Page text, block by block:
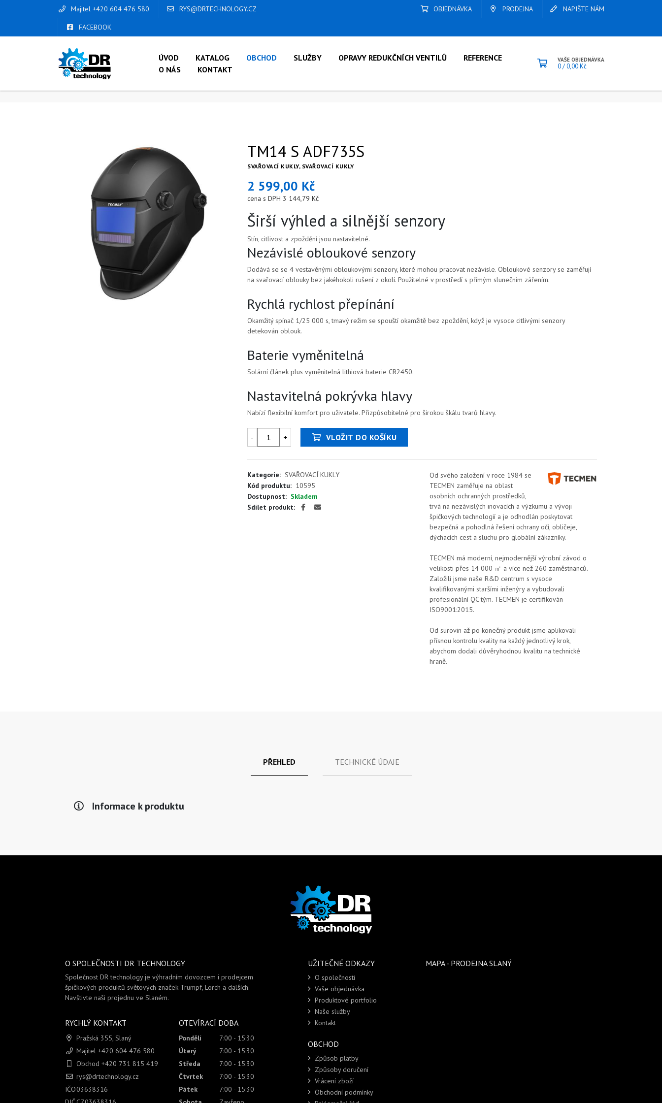
Majitel +420 604 476 580 RYS@DRTECHNOLOGY.CZ
FACEBOOK
OBJEDNÁVKA PRODEJNA NAPIŠTE NÁM
ÚVOD KATALOG OBCHOD SLUŽBY OPRAVY REDUKČNÍCH VENTILŮ
REFERENCE
O NÁS
KONTAKT
VAŠE OBJEDNÁVKA
0/0,00Kč
TM14 S ADF735S
SVAŘOVACÍ KUKLY, SVAŘOVACÍ KUKLY
2 599,00 Kč
cena s DPH 3 144,79 Kč
Širší výhled a silnější senzory
Stín, citlivost a zpoždění jsou nastavitelné.
Nezávislé obloukové senzory
Dodává se se 4 vestavěnými obloukovými senzory, které mohou pracovat nezávisle. Obloukové senzory se zaměřují
na svařovací oblouky bez jakéhokoli rušení z okolí. Použitelné v prostředí s přímým slunečním zářením.
Rychlá rychlost přepínání
Okamžitý spínač 1/25 000 s, tmavý režim se spouští okamžitě bez zpoždění, když je vysoce citlivými senzory
detekován oblouk.
Baterie vyměnitelná
Solární článek plus vyměnitelná lithiová baterie CR2450.
Nastavitelná pokrývka hlavy
Nabízí flexibilní komfort pro uživatele. Přizpůsobitelné pro širokou škálu tvarů hlavy.
- + VLOŽIT DO KOŠÍKU
Kategorie: SVAŘOVACÍ KUKLY
Kód produktu: 10595
Dostupnost: Skladem
Sdílet produkt:
Od svého založení v roce 1984 se
TECMEN zaměřuje na oblast
osobních ochranných prostředků,
trvá na nezávislých inovacích a výzkumu a vývoji
špičkových technologií a je odhodlán poskytovat
bezpečná a pohodlná řešení ochrany očí, obličeje,
dýchacích cest a sluchu pro globální zákazníky.
TECMEN má moderní, nejmodernější výrobní závod o
velikosti přes 14 000 ㎡ a více než 260 zaměstnanců.
Založili jsme naše R&D centrum s vysoce
kvalifikovanými staršími inženýry a vybudovali
profesionální QC tým. TECMEN je certifikován
ISO9001:2015.
Od surovin až po konečný produkt jsme aplikovali
přísnou kontrolu kvality na každý jednotlivý krok,
abychom dodali důvěryhodnou kvalitu na technické
hraně.
PŘEHLED TECHNICKÉ ÚDAJE
Informace k produktu
O SPOLEČNOSTI DR TECHNOLOGY
Společnost DR technology je výhradním dovozcem i prodejcem
špičkových produktů světových značek Trumpf, Lorch a dalších.
Navštivte naši projednu ve Slaném.
RYCHLÝ KONTAKT
Pražská 355, Slaný
Majitel +420 604 476 580
Obchod +420 731 815 419
rys@drtechnology.cz
IČO03638316
OTEVÍRACÍ DOBA
Pondělí
7:00 - 15:30
Úterý
7:00 - 15:30
Středa
7:00 - 15:30
Čtvrtek
7:00 - 15:30
Pátek
7:00 - 15:30
UŽITEČNÉ ODKAZY
O společnosti
Vaše objednávka
Produktové portfolio
Naše služby
Kontakt
OBCHOD
Způsob platby
Způsoby doručení
Vrácení zboží
Obchodní podmínky
MAPA - PRODEJNA SLANÝ